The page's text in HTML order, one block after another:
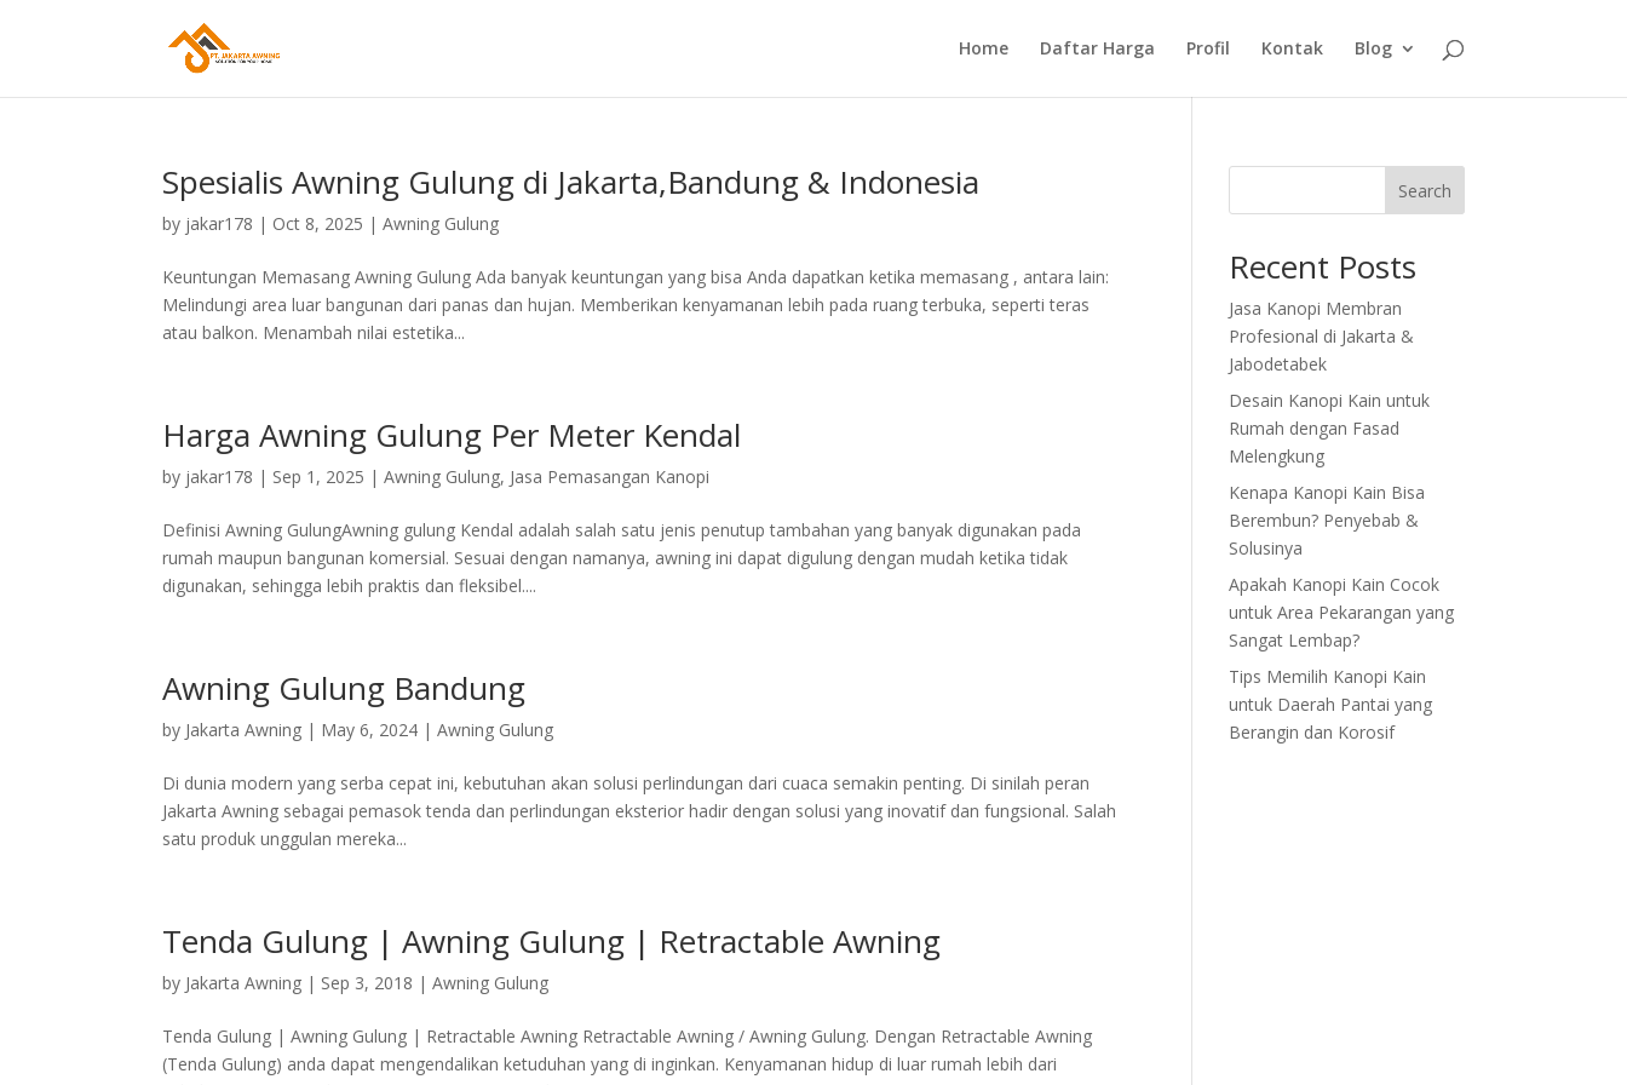
Home Daftar Harga Profil Kontak Blog
Spesialis Awning Gulung di Jakarta,Bandung & Indonesia
by jakar178 | Oct 8, 2025 |Awning Gulung
Keuntungan Memasang Awning Gulung Ada banyak keuntungan yang bisa Anda dapatkan ketika memasang , antara lain:
Melindungi area luar bangunan dari panas dan hujan. Memberikan kenyamanan lebih pada ruang terbuka, seperti teras
atau balkon. Menambah nilai estetika...
Harga Awning Gulung Per Meter Kendal
by jakar178 | Sep 1, 2025 |Awning Gulung, Jasa Pemasangan Kanopi
Definisi Awning GulungAwning gulung Kendal adalah salah satu jenis penutup tambahan yang banyak digunakan pada
rumah maupun bangunan komersial. Sesuai dengan namanya, awning ini dapat digulung dengan mudah ketika tidak
digunakan, sehingga lebih praktis dan fleksibel....
Awning Gulung Bandung
by Jakarta Awning | May 6, 2024 |Awning Gulung
Di dunia modern yang serba cepat ini, kebutuhan akan solusi perlindungan dari cuaca semakin penting. Di sinilah peran
Jakarta Awning sebagai pemasok tenda dan perlindungan eksterior hadir dengan solusi yang inovatif dan fungsional. Salah
satu produk unggulan mereka...
Tenda Gulung | Awning Gulung | Retractable Awning
by Jakarta Awning | Sep 3, 2018 |Awning Gulung
Tenda Gulung | Awning Gulung | Retractable Awning Retractable Awning / Awning Gulung. Dengan Retractable Awning
(Tenda Gulung) anda dapat mengendalikan ketuduhan yang di inginkan. Kenyamanan hidup di luar rumah lebih dari
Search
Recent Posts
Jasa Kanopi Membran
Profesional di Jakarta &
Jabodetabek
Desain Kanopi Kain untuk
Rumah dengan Fasad
Melengkung
Kenapa Kanopi Kain Bisa
Berembun? Penyebab &
Solusinya
Apakah Kanopi Kain Cocok
untuk Area Pekarangan yang
Sangat Lembap?
Tips Memilih Kanopi Kain
untuk Daerah Pantai yang
Berangin dan Korosif